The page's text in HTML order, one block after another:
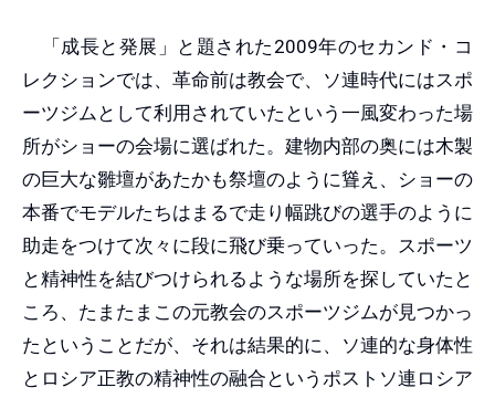
「成長と発展」と題された2009年のセカンド・コ
レクションでは、革命前は教会で、ソ連時代にはスポ
ーツジムとして利用されていたという一風変わった場
所がショーの会場に選ばれた。建物内部の奥には木製
の巨大な雛壇があたかも祭壇のように聳え、ショーの
本番でモデルたちはまるで走り幅跳びの選手のように
助走をつけて次々に段に飛び乗っていった。スポーツ
と精神性を結びつけられるような場所を探していたと
ころ、たまたまこの元教会のスポーツジムが見つかっ
たということだが、それは結果的に、ソ連的な身体性
とロシア正教の精神性の融合というポストソ連ロシア